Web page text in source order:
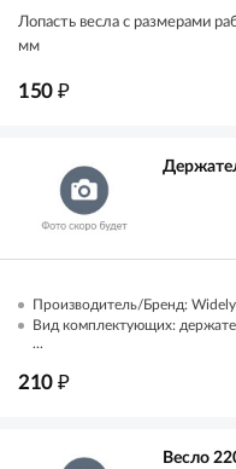
Лопасть весла с размерами
мм
150 ₽
Производитель/Бренд: Widely
Вид комплектующих:
...
210 ₽
Весло